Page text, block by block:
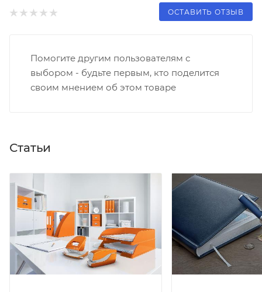
ОСТАВИТЬ ОТЗЫВ
Помогите другим пользователям с
выбором - будьте первым, кто поделится
своим мнением об этом товаре
Статьи